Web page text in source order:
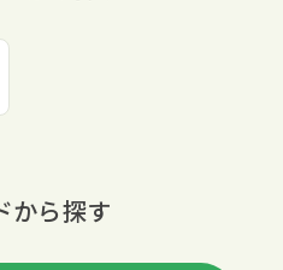
から探す